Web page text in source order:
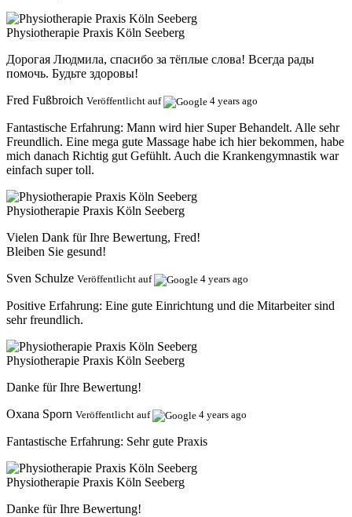
Physiotherapie Praxis Köln Seeberg
Дорогая Людмила, спасибо за тёплые слова! Всегда рады
помочь. Будьте здоровы!
Fred Fußbroich Veröffentlicht auf 4 years ago
Fantastische Erfahrung: Mann wird hier Super Behandelt. Alle sehr
Freundlich. Eine mega gute Massage habe ich hier bekommen, habe
mich danach Richtig gut Gefühlt. Auch die Krankengymnastik war
einfach super toll.
Physiotherapie Praxis Köln Seeberg
Vielen Dank für Ihre Bewertung, Fred!
Bleiben Sie gesund!
Sven Schulze Veröffentlicht auf 4 years ago
Positive Erfahrung: Eine gute Einrichtung und die Mitarbeiter sind
sehr freundlich.
Physiotherapie Praxis Köln Seeberg
Danke für Ihre Bewertung!
Oxana Sporn Veröffentlicht auf 4 years ago
Fantastische Erfahrung: Sehr gute Praxis
Physiotherapie Praxis Köln Seeberg
Danke für Ihre Bewertung!